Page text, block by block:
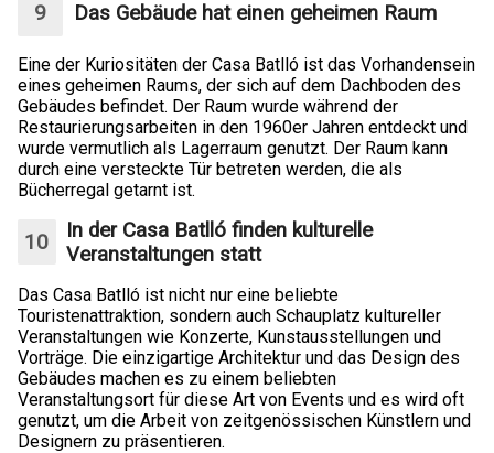
Das Gebäude hat einen geheimen Raum
Eine der Kuriositäten der Casa Batlló ist das Vorhandensein
eines geheimen Raums, der sich auf dem Dachboden des
Gebäudes befindet. Der Raum wurde während der
Restaurierungsarbeiten in den 1960er Jahren entdeckt und
wurde vermutlich als Lagerraum genutzt. Der Raum kann
durch eine versteckte Tür betreten werden, die als
Bücherregal getarnt ist.
In der Casa Batlló finden kulturelle
Veranstaltungen statt
Das Casa Batlló ist nicht nur eine beliebte
Touristenattraktion, sondern auch Schauplatz kultureller
Veranstaltungen wie Konzerte, Kunstausstellungen und
Vorträge. Die einzigartige Architektur und das Design des
Gebäudes machen es zu einem beliebten
Veranstaltungsort für diese Art von Events und es wird oft
genutzt, um die Arbeit von zeitgenössischen Künstlern und
Designern zu präsentieren.